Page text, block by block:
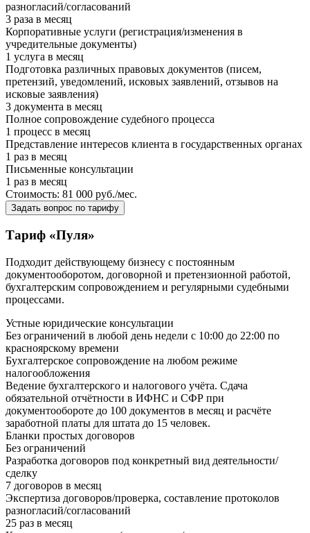
разногласий/согласований
3 раза в месяц
Корпоративные услуги (регистрация/изменения в
учредительные документы)
1 услуга в месяц
Подготовка различных правовых документов (писем,
претензий, уведомлений, исковых заявлений, отзывов на
исковые заявления)
3 документа в месяц
Полное сопровождение судебного процесса
1 процесс в месяц
Представление интересов клиента в государственных органах
1 раз в месяц
Письменные консультации
1 раз в месяц
Стоимость: 81 000 руб./мес.
Задать вопрос по тарифу
Тариф «Пуля»
Подходит действующему бизнесу с постоянным
документооборотом, договорной и претензионной работой,
бухгалтерским сопровождением и регулярными судебными
процессами.
Устные юридические консультации
Без ограничений в любой день недели с 10:00 до 22:00 по
красноярскому времени
Бухгалтерское сопровождение на любом режиме
налогообложения
Ведение бухгалтерского и налогового учёта. Сдача
обязательной отчётности в ИФНС и СФР при
документообороте до 100 документов в месяц и расчёте
заработной платы для штата до 15 человек.
Бланки простых договоров
Без ограничений
Разработка договоров под конкретный вид деятельности/
сделку
7 договоров в месяц
Экспертиза договоров/проверка, составление протоколов
разногласий/согласований
25 раз в месяц